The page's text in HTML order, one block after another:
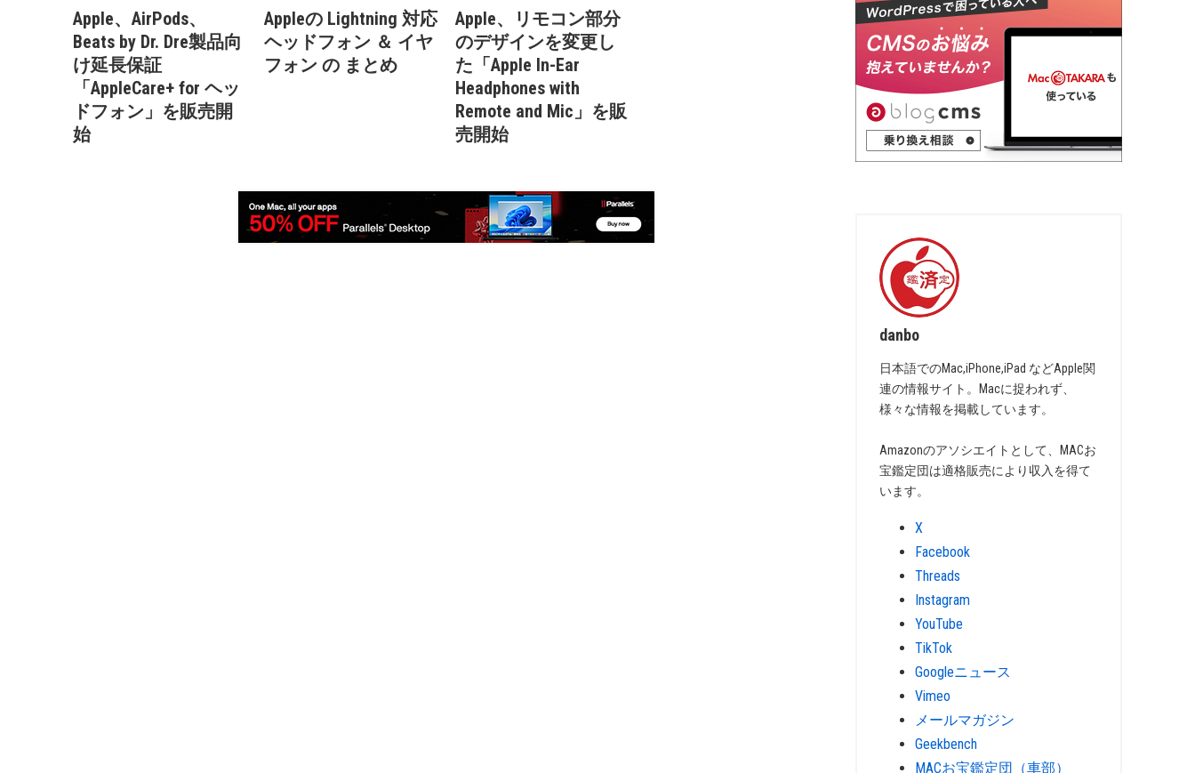
Apple、AirPods、
Beats by Dr. Dre製品向
け延長保証
「AppleCare+ for ヘッ
ドフォン」を販売開
始
Appleの Lightning 対応
ヘッドフォン ＆ イヤ
フォン の まとめ
Apple、リモコン部分
のデザインを変更し
た「Apple In-Ear
Headphones with
Remote and Mic」を販
売開始
danbo
日本語でのMac,iPhone,iPad などApple関
連の情報サイト。Macに捉われず、
様々な情報を掲載しています。
Amazonのアソシエイトとして、MACお
宝鑑定団は適格販売により収入を得て
います。
X
Facebook
Threads
Instagram
YouTube
TikTok
Googleニュース
Vimeo
メールマガジン
Geekbench
MACお宝鑑定団（車部）